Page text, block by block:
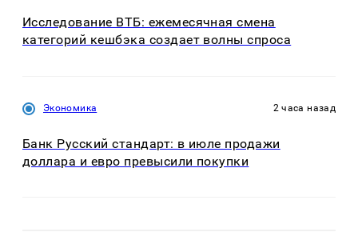
Исследование ВТБ: ежемесячная смена
категорий кешбэка создает волны спроса
Экономика 2 часа назад
Банк Русский стандарт: в июле продажи
доллара и евро превысили покупки